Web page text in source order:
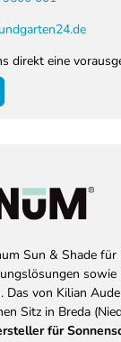
direkt eine
Sun & Shade für
Das von Kilian
Sitz in Breda
für